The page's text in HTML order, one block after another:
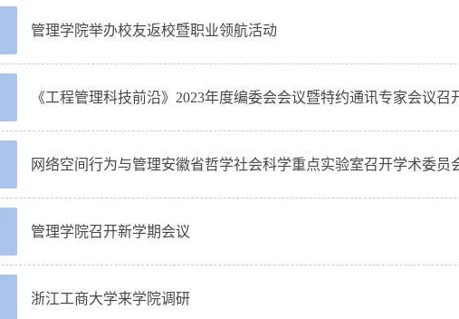
管理学院举办校友返校暨职业领航活动
《工程管理科技前沿》2023年度编委会会议暨特约通讯专家会议召
网络空间行为与管理安徽省哲学社会科学重点实验室召开学术委员
管理学院召开新学期会议
浙江工商大学来学院调研